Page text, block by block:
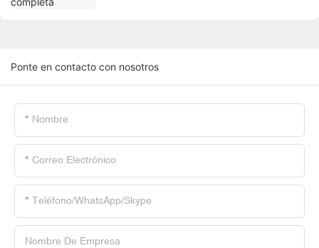
Ponte en contacto con nosotros
Nombre
Correo Electrónico
Teléfono/WhatsApp/Skype
Nombre De Empresa